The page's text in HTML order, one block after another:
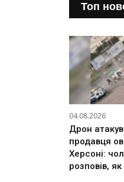
Топ
04.08.2026
Дрон
продавця
Херсоні:
розповів,